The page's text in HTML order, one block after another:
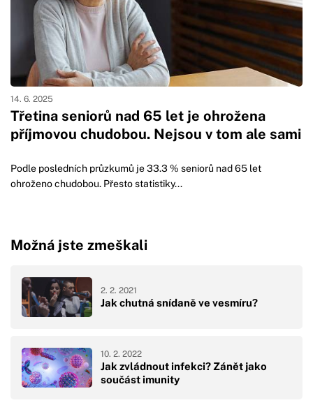
Třetina seniorů nad 65 let je ohrožena
příjmovou chudobou. Nejsou v tom ale sami
14. 6. 2025
Podle posledních průzkumů je 33.3 % seniorů nad 65 let
ohroženo chudobou. Přesto statistiky...
Možná jste zmeškali
Jak chutná snídaně ve vesmíru?
2. 2. 2021
Jak zvládnout infekci? Zánět jako
součást imunity
10. 2. 2022